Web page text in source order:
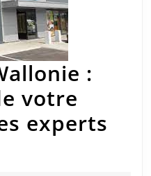
:
votre
experts